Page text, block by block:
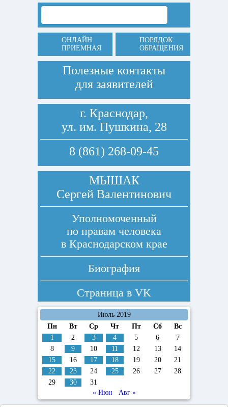
ОНЛАЙН
ПРИЕМНАЯ
ПОРЯДОК
ОБРАЩЕНИЯ
Полезные контакты
для заявителей
г. Краснодар,
ул. им. Пушкина, 28
8 (861) 268-09-45
МЫШАК
Сергей Валентинович
Уполномоченный
по правам человека
в Краснодарском крае
Биография
Страница в VK
Июль 2019
Пн
Вт Ср Чт Пт Сб
Вс
1
2 3 4 5 6
7
8
9 10 11 12 13
14
15
16 17 18 19 20
21
22
23 24 25 26 27
28
29
30
31
« Июн
Авг »